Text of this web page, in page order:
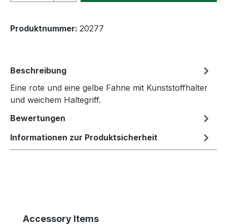
Produktnummer: 20277
Beschreibung
Eine rote und eine gelbe Fahne mit Kunststoffhalter
und weichem Haltegriff.
Bewertungen
Informationen zur Produktsicherheit
Produktgalerie überspringen
Accessory Items